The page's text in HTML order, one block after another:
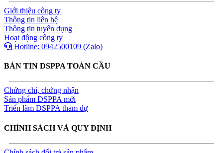
Giới thiệu công ty
Thông tin liên hệ
Thông tin tuyển dụng
Hoạt động công ty
Hotline: 0942500109 (Zalo)
BẢN TIN DSPPA TOÀN CẦU
Chứng chỉ, chứng nhận
Sản phẩm DSPPA mới
Triển lãm DSPPA tham dự
CHÍNH SÁCH VÀ QUY ĐỊNH